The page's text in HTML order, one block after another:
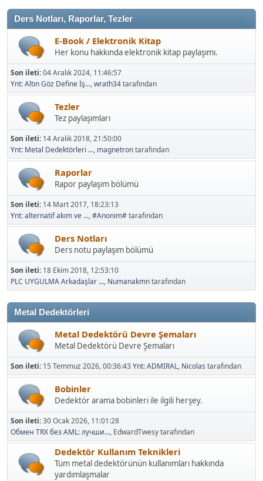
Ders Notları, Raporlar, Tezler
E-Book / Elektronik Kitap
Her konu hakkında elektronik kitap paylaşımı.
Son ileti:04 Aralık 2024, 11:46:57
Ynt: Altın Göz Define İş...,wrath34tarafından
Tezler
Tez paylaşımları
Son ileti: 14 Aralık 2018, 21:50:00
Ynt: Metal Dedektörleri ..., magnetrontarafından
Raporlar
Rapor paylaşım bölümü
Son ileti: 14 Mart 2017, 18:23:13
Ynt: alternatif akım ve ...,#Anonim#tarafından
Ders Notları
Ders notu paylaşım bölümü
Son ileti: 18 Ekim 2018, 12:53:10
PLC UYGULMA Arkadaşlar ..., Numanakmntarafından
Metal Dedektörleri
Metal Dedektörü Devre Şemaları
Metal Dedektörü Devre Şemaları
Son ileti: 15 Temmuz 2026, 00:36:43Ynt: ADMIRAL, Nicolas tarafından
Bobinler
Dedektör arama bobinleri ile ilgili herşey.
Son ileti:30 Ocak 2026, 11:01:28
Обмен TRX без AML: лучши..., EdwardTwesy tarafından
Dedektör Kullanım Teknikleri
Tüm metal dedektörünün kullanımları hakkında
yardımlaşmalar